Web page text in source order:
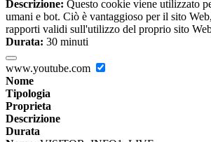
Descrizione: Questo cookie viene utilizzato
umani e bot. Ciò è vantaggioso per il sito
rapporti validi sull'utilizzo del proprio sito
Durata: 30 minuti
www.youtube.com
Nome
Tipologia
Proprieta
Descrizione
Durata